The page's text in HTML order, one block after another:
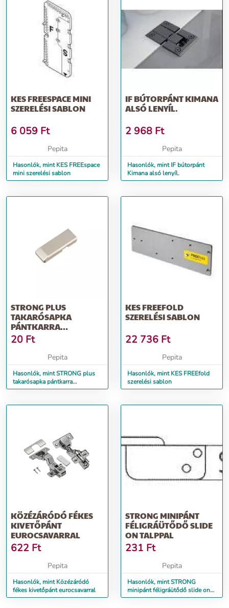
KES FREESPACE MINI
SZERELÉSI SABLON
6 059 Ft
Pepita
Hasonlók, mint KES FREEspace
mini szerelési sablon
IF BÚTORPÁNT KIMANA
ALSÓ LENYÍL.
2 968 Ft
Pepita
Hasonlók, mint IF bútorpánt
Kimana alsó lenyíl.
STRONG PLUS
TAKARÓSAPKA
PÁNTKARRA
FÉLIGRÁÜTŐDŐ ÉS
KÖZÉZÁRÓDÓ PÁNT
20 Ft
Pepita
Hasonlók, mint STRONG plus
takarósapka pántkarra
féligráütődő és közézáródó pánt
KES FREEFOLD
SZERELÉSI SABLON
22 736 Ft
Pepita
Hasonlók, mint KES FREEfold
szerelési sablon
KÖZÉZÁRÓDÓ FÉKES
KIVETŐPÁNT
EUROCSAVARRAL
622 Ft
Pepita
Hasonlók, mint Közézáródó
fékes kivetőpánt eurocsavarral
STRONG MINIPÁNT
FÉLIGRÁÜTŐDŐ SLIDE
ON TALPPAL
231 Ft
Pepita
Hasonlók, mint STRONG
minipánt féligráütődő slide on
talppal